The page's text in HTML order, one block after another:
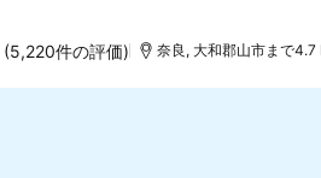
(5,220件の評価) 奈良, 大和郡山市まで4.7